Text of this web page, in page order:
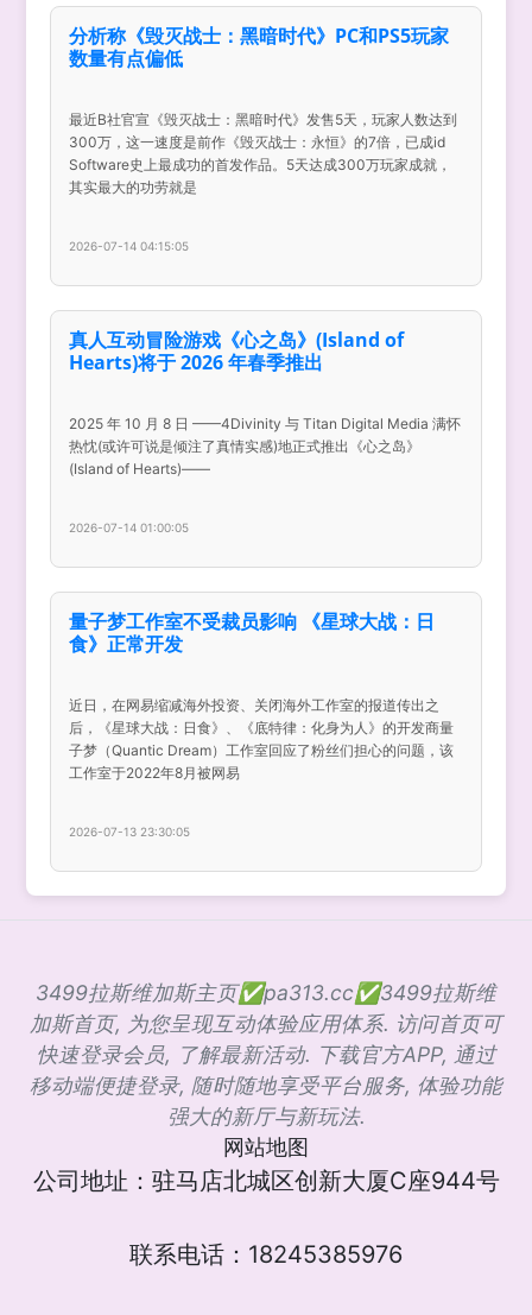
分析称《毁灭战士：黑暗时代》PC和PS5玩家
数量有点偏低
最近B社官宣《毁灭战士：黑暗时代》发售5天，玩家人数达到
300万，这一速度是前作《毁灭战士：永恒》的7倍，已成id
Software史上最成功的首发作品。5天达成300万玩家成就，
其实最大的功劳就是
2026-07-14 04:15:05
真人互动冒险游戏《心之岛》(Island of
Hearts)将于 2026 年春季推出
2025 年 10 月 8 日 ——4Divinity 与 Titan Digital Media 满怀
热忱(或许可说是倾注了真情实感)地正式推出《心之岛》
(Island of Hearts)——
2026-07-14 01:00:05
量子梦工作室不受裁员影响 《星球大战：日
食》正常开发
近日，在网易缩减海外投资、关闭海外工作室的报道传出之
后，《星球大战：日食》、《底特律：化身为人》的开发商量
子梦（Quantic Dream）工作室回应了粉丝们担心的问题，该
工作室于2022年8月被网易
2026-07-13 23:30:05
3499拉斯维加斯主页✅pa313.cc✅3499拉斯维
加斯首页, 为您呈现互动体验应用体系. 访问首页可
快速登录会员, 了解最新活动. 下载官方APP, 通过
移动端便捷登录, 随时随地享受平台服务, 体验功能
强大的新厅与新玩法.
网站地图
公司地址：驻马店北城区创新大厦C座944号
联系电话：18245385976